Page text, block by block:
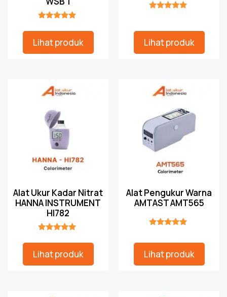
Lihat produk Lihat produk
Alat Ukur Kadar Nitrat
HANNA INSTRUMENT
HI782
Lihat produk
Alat Pengukur Warna
AMTAST AMT565
Lihat produk